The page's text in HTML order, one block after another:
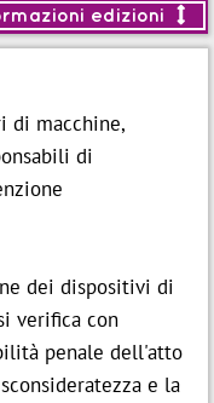
di macchine,
di
dei dispositivi di
verifica con
penale dell'atto
e la
edizioni 
<